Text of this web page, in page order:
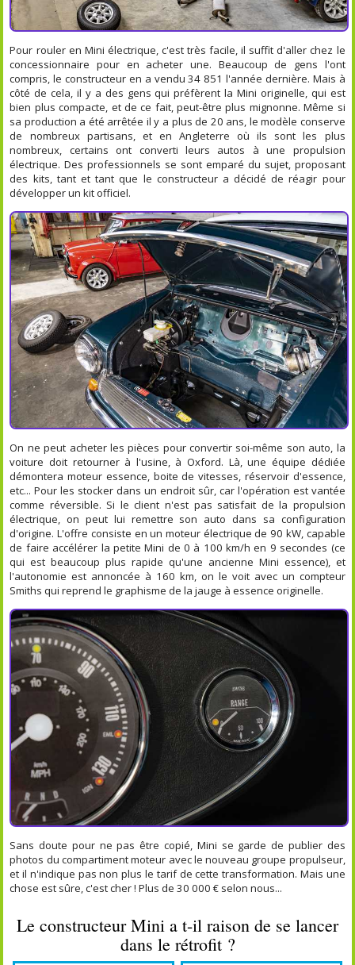
Pour rouler en Mini électrique, c'est très facile, il suffit d'aller chez le
concessionnaire pour en acheter une. Beaucoup de gens l'ont
compris, le constructeur en a vendu 34 851 l'année dernière. Mais à
côté de cela, il y a des gens qui préfèrent la Mini originelle, qui est
bien plus compacte, et de ce fait, peut-être plus mignonne. Même si
sa production a été arrêtée il y a plus de 20 ans, le modèle conserve
de nombreux partisans, et en Angleterre où ils sont les plus
nombreux, certains ont converti leurs autos à une propulsion
électrique. Des professionnels se sont emparé du sujet, proposant
des kits, tant et tant que le constructeur a décidé de réagir pour
développer un kit officiel.
On ne peut acheter les pièces pour convertir soi-même son auto, la
voiture doit retourner à l'usine, à Oxford. Là, une équipe dédiée
démontera moteur essence, boite de vitesses, réservoir d'essence,
etc... Pour les stocker dans un endroit sûr, car l'opération est vantée
comme réversible. Si le client n'est pas satisfait de la propulsion
électrique, on peut lui remettre son auto dans sa configuration
d'origine. L'offre consiste en un moteur électrique de 90 kW, capable
de faire accélérer la petite Mini de 0 à 100 km/h en 9 secondes (ce
qui est beaucoup plus rapide qu'une ancienne Mini essence), et
l'autonomie est annoncée à 160 km, on le voit avec un compteur
Smiths qui reprend le graphisme de la jauge à essence originelle.
Sans doute pour ne pas être copié, Mini se garde de publier des
photos du compartiment moteur avec le nouveau groupe propulseur,
et il n'indique pas non plus le tarif de cette transformation. Mais une
chose est sûre, c'est cher ! Plus de 30 000 € selon nous...
Le constructeur Mini a t-il raison de se lancer
dans le rétrofit ?